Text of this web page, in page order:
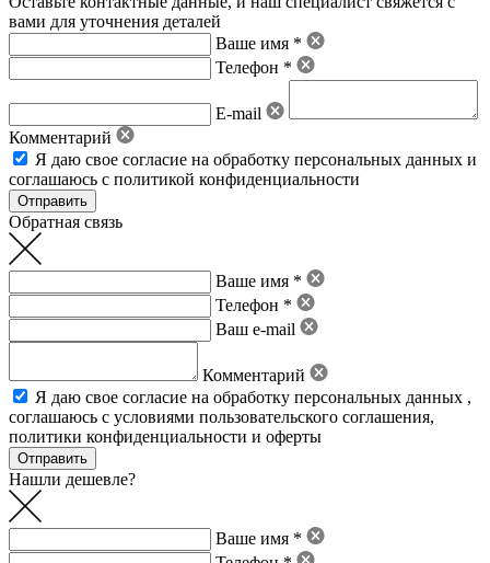
вами для уточнения деталей
Ваше имя *
Телефон *
E-mail
Комментарий
Я даю свое согласие на обработку персональных данных и
соглашаюсь с политикой конфиденциальности
Обратная связь
Ваше имя *
Телефон *
Ваш e-mail
Комментарий
Я даю свое согласие на обработку персональных данных ,
соглашаюсь с условиями пользовательского соглашения,
политики конфиденциальности и оферты
Нашли дешевле?
Ваше имя *